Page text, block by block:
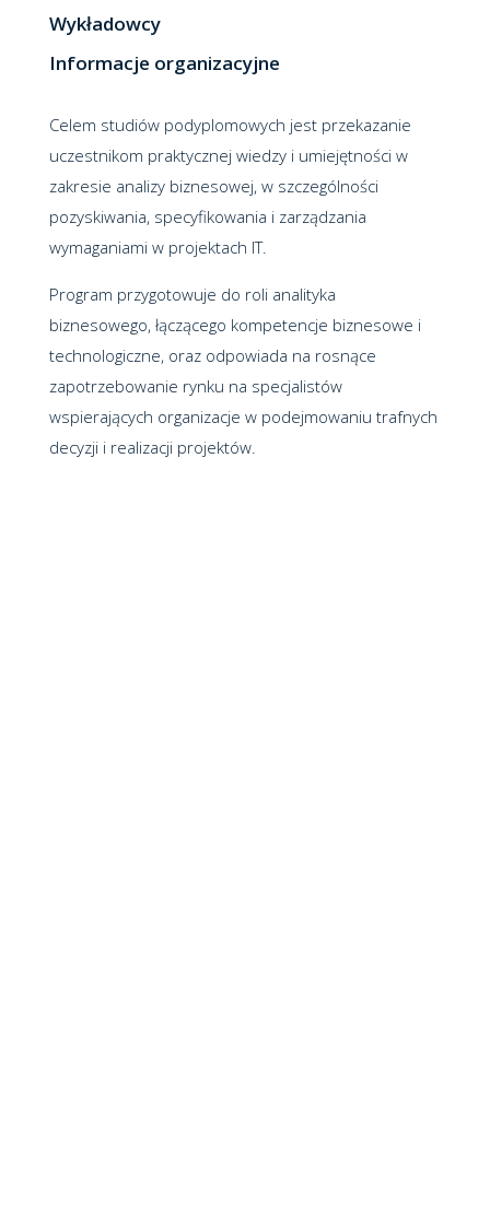
Wykładowcy
Informacje organizacyjne
Celem studiów podyplomowych jest przekazanie
uczestnikom praktycznej wiedzy i umiejętności w
zakresie analizy biznesowej, w szczególności
pozyskiwania, specyfikowania i zarządzania
wymaganiami w projektach IT.
Program przygotowuje do roli analityka
biznesowego, łączącego kompetencje biznesowe i
technologiczne, oraz odpowiada na rosnące
zapotrzebowanie rynku na specjalistów
wspierających organizacje w podejmowaniu trafnych
decyzji i realizacji projektów.